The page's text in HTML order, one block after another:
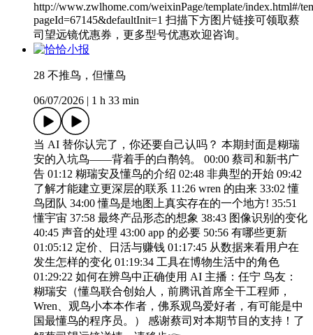
http://www.zwlhome.com/weixinPage/template/index.html#/
pageId=67145&defaultInit=1 扫描下方图片链接可领取蔡
司望远镜优惠券，更多型号优惠欢迎咨询。
28 不推鸟，但懂鸟
06/07/2026 1 h 33 min
当 AI 替你认完了，你还要自己认吗？ 本期封面是糊瑞
安的入坑鸟——背着手的白鹡鸰。 00:00 蔡司和新书广
告 01:12 糊瑞安及懂鸟的介绍 02:48 非典型的开始 09:42
了解才能建立更深层的联系 11:26 wren 的由来 33:02 懂
鸟团队 34:00 懂鸟是地图上真实存在的一个地方! 35:51
懂宇宙 37:58 最终产品形态的想象 38:43 图像识别的变化
40:45 声音的处理 43:00 app 的必要 50:56 有哪些更新
01:05:12 定价、日活与赚钱 01:17:45 从数据来看用户在
发生怎样的变化 01:19:34 工具在博物生活中的角色
01:29:22 如何在辨鸟中正确使用 AI 主播：任宁 鸟友：
糊瑞安（懂鸟联合创始人，前腾讯首席全干工程师，
Wren、观鸟小本本作者，佛系观鸟爱好者，有可能是中
国最懂鸟的程序员。） 感谢蔡司对本期节目的支持！了